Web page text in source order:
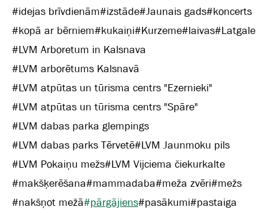
#idejas brīvdienām#izstāde#Jaunais gads#koncerts
#kopā ar bērniem#kukaiņi#Kurzeme#laivas#Latgale
#LVM Arboretum in Kalsnava
#LVM arborētums Kalsnavā
#LVM atpūtas un tūrisma centrs "Ezernieki"
#LVM atpūtas un tūrisma centrs "Spāre"
#LVM dabas parka glempings
#LVM dabas parks Tērvetē#LVM Jaunmoku pils
#LVM Pokaiņu mežs#LVM Vijciema čiekurkalte
#makšķerēšana#mammadaba#meža zvēri#mežs
#nakšņot mežā#pārgājiens#pasākumi#pastaiga